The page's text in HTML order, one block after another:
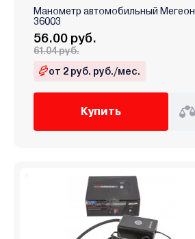
Манометр автомобильный Мегеон
36003
56.00 руб.
61.04 руб.
от 2 руб. руб./мес.
Купить